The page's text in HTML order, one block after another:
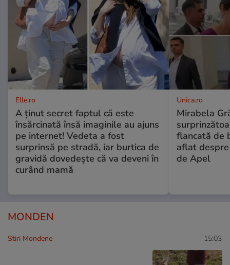
Elle.ro
A ținut secret faptul că este
însărcinată însă imaginile au ajuns
pe internet! Vedeta a fost
surprinsă pe stradă, iar burtica de
gravidă dovedește că va deveni în
curând mamă
Unica.ro
Mirabela
flancată de
aflat
de Apel
MONDEN
Stiri Mondene 15:03